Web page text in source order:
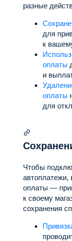
разные
для
к
оплаты
и
оплаты
для
Чтобы
автоплатежи,
оплаты —
к своему
сохранения